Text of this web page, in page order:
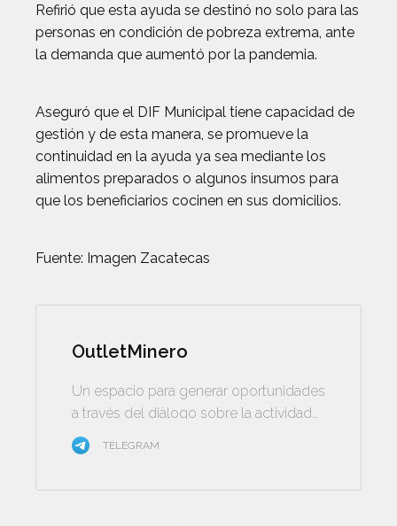
Refirió que esta ayuda se destinó no solo para las
personas en condición de pobreza extrema, ante
la demanda que aumentó por la pandemia.
Aseguró que el DIF Municipal tiene capacidad de
gestión y de esta manera, se promueve la
continuidad en la ayuda ya sea mediante los
alimentos preparados o algunos insumos para
que los beneficiarios cocinen en sus domicilios.
Fuente: Imagen Zacatecas
OutletMinero
Un espacio para generar oportunidades
a través del diálogo sobre la actividad
minera
TELEGRAM